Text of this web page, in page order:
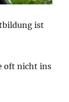
ist
oft nicht ins